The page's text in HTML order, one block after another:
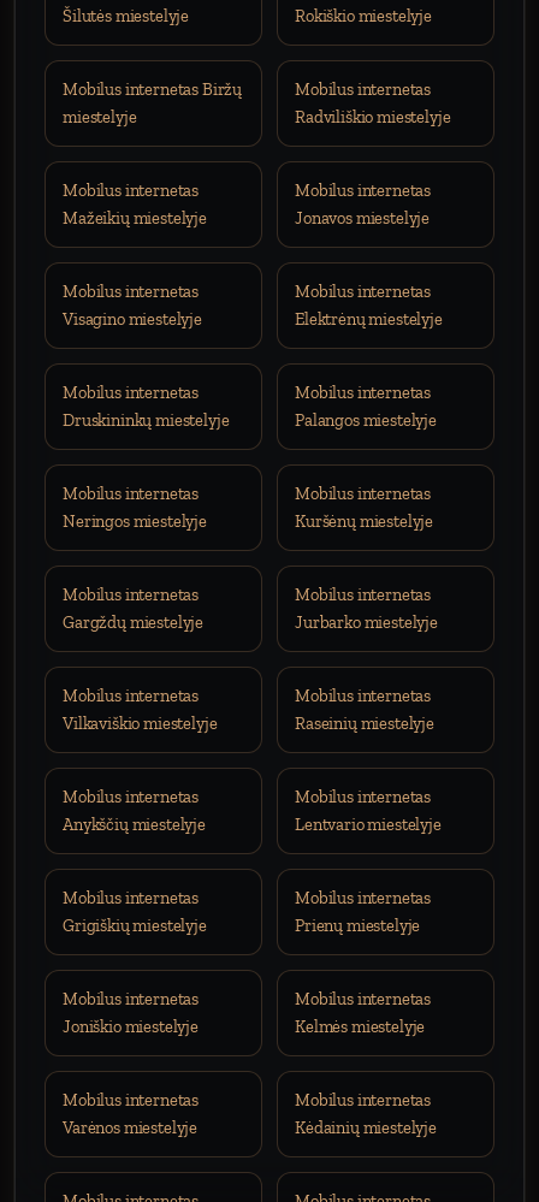
Šilutės miestelyje
Rokiškio miestelyje
Mobilus internetas Biržų
miestelyje
Mobilus internetas
Radviliškio miestelyje
Mobilus internetas
Mažeikių miestelyje
Mobilus internetas
Jonavos miestelyje
Mobilus internetas
Visagino miestelyje
Mobilus internetas
Elektrėnų miestelyje
Mobilus internetas
Druskininkų miestelyje
Mobilus internetas
Palangos miestelyje
Mobilus internetas
Neringos miestelyje
Mobilus internetas
Kuršėnų miestelyje
Mobilus internetas
Gargždų miestelyje
Mobilus internetas
Jurbarko miestelyje
Mobilus internetas
Vilkaviškio miestelyje
Mobilus internetas
Raseinių miestelyje
Mobilus internetas
Anykščių miestelyje
Mobilus internetas
Lentvario miestelyje
Mobilus internetas
Grigiškių miestelyje
Mobilus internetas
Prienų miestelyje
Mobilus internetas
Joniškio miestelyje
Mobilus internetas
Kelmės miestelyje
Mobilus internetas
Varėnos miestelyje
Mobilus internetas
Kėdainių miestelyje